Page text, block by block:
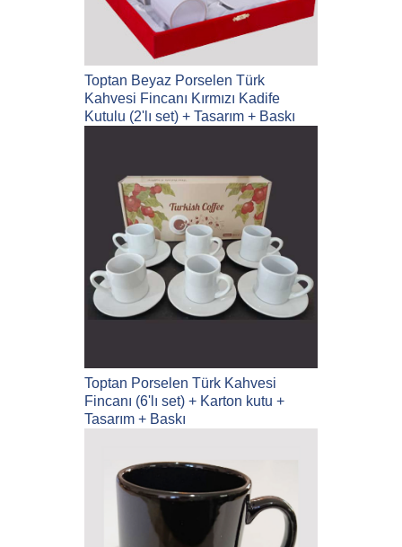
Toptan Beyaz Porselen Türk
Kahvesi Fincanı Kırmızı Kadife
Kutulu (2'lı set) + Tasarım + Baskı
Toptan Porselen Türk Kahvesi
Fincanı (6'lı set) + Karton kutu +
Tasarım + Baskı